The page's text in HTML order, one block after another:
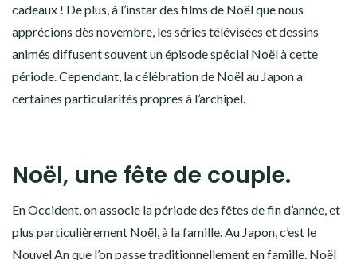
cadeaux ! De plus, à l’instar des films de Noël que nous
apprécions dès novembre, les séries télévisées et dessins
animés diffusent souvent unépisode spécial Noëlà cette
période. Cependant, la célébration de Noël au Japon a
certaines particularités propres à l’archipel.
Noël, une fête de couple.
En Occident, on associe la période des fêtes de fin d’année, et
plus particulièrement Noël, à la famille. Au Japon, c’est le
Nouvel An que l’on passe traditionnellement en famille. Noël